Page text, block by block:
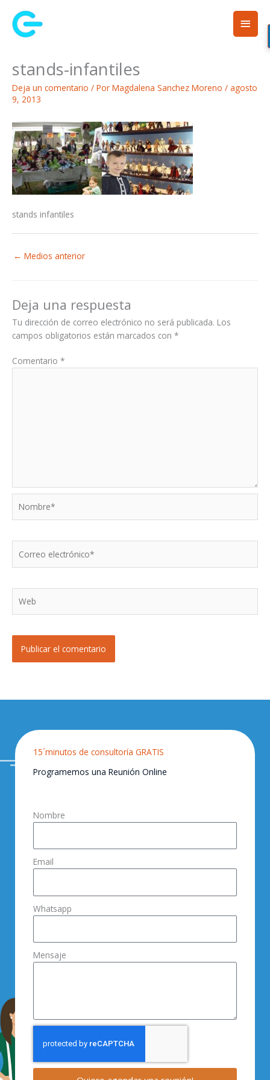
contenido
stands-infantiles
Deja un comentario / Por Magdalena Sanchez Moreno / agosto
9, 2013
stands infantiles
← Medios anterior
Deja una respuesta
Tu dirección de correo electrónico no será publicada. Los
campos obligatorios están marcados con *
Comentario *
electrónico*
15´minutos de consultoría GRATIS
Programemos una Reunión Online
Nombre
Email
Whatsapp
Mensaje